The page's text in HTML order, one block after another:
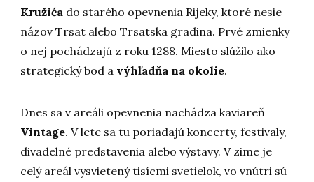
Kružića do starého opevnenia Rijeky, ktoré nesie
názov Trsat alebo Trsatska gradina. Prvé zmienky
o nej pochádzajú z roku 1288. Miesto slúžilo ako
strategický bod a výhľadňa na okolie.
Dnes sa v areáli opevnenia nachádza kaviareň
Vintage. V lete sa tu poriadajú koncerty, festivaly,
divadelné predstavenia alebo výstavy. V zime je
celý areál vysvietený tisícmi svetielok, vo vnútri sú